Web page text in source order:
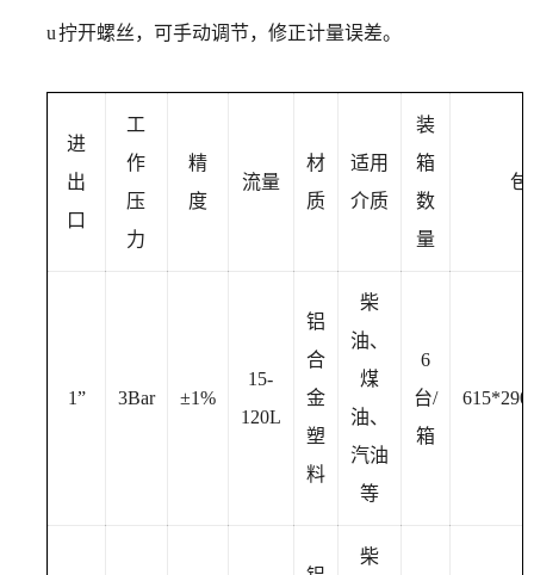
u拧开螺丝，可手动调节，修正计量误差。
进
出
口
工
作
压
力
精
度
流量
材
质
适用
介质
装
箱
数
量
包
1” 3Bar ±1%
15-
120L
铝
合
金
塑
料
柴
油、
煤
油、
汽油
等
6
台/
箱
柴